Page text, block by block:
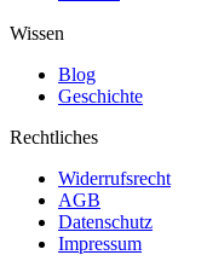
Wissen
Blog
Geschichte
Rechtliches
Widerrufsrecht
AGB
Datenschutz
Impressum